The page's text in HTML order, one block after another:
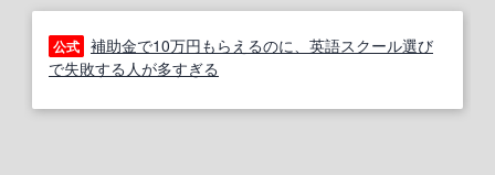
公式 補助金で10万円もらえるのに、英語スクール選び
で失敗する人が多すぎる